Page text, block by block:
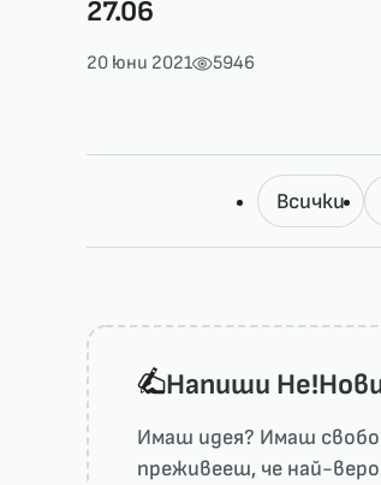
27.06
20 юни 2021 5946
Всички
Напиши
Имаш идея? Имаш
преживееш, че най-